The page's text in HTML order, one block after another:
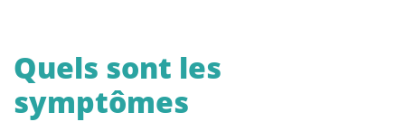
Chirurgie additionnelle après la
reconstruction mammaire
Quels sont les
symptômes